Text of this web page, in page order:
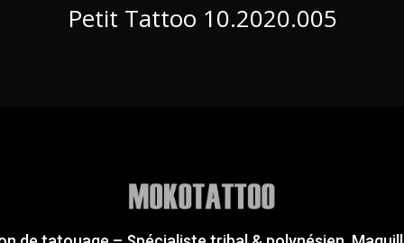
Petit Tattoo 10.2020.005